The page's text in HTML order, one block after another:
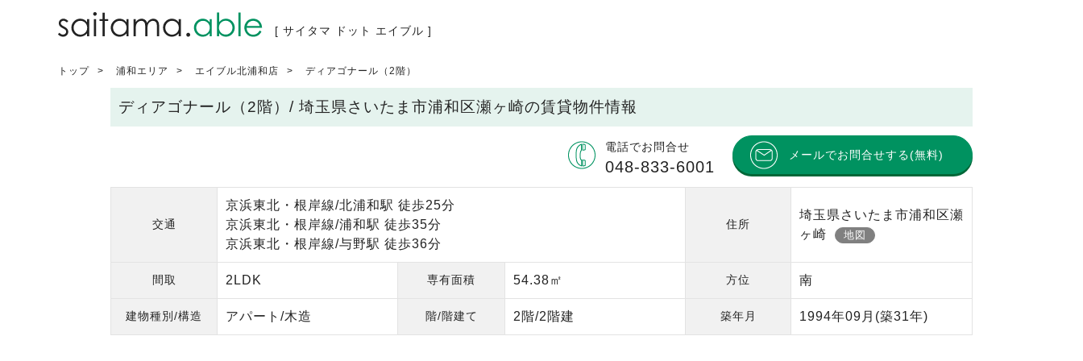
[ サイタマ ドット エイブル ]
トップ 浦和エリア エイブル北浦和店 ディアゴナール（2階）
ディアゴナール（2階）/ 埼玉県さいたま市浦和区瀬ヶ崎の賃貸物件情報
電話でお問合せ
048-833-6001
メールでお問合せする(無料)
交通
京浜東北・根岸線/北浦和駅 徒歩25分
京浜東北・根岸線/浦和駅 徒歩35分
京浜東北・根岸線/与野駅 徒歩36分
住所
埼玉県さいたま市浦和区瀬
ヶ崎
地図
間取 2LDK 専有面積 54.38㎡ 方位 南
建物種別/構造 アパート/木造 階/階建て 2階/2階建 築年月 1994年09月 (築31年)